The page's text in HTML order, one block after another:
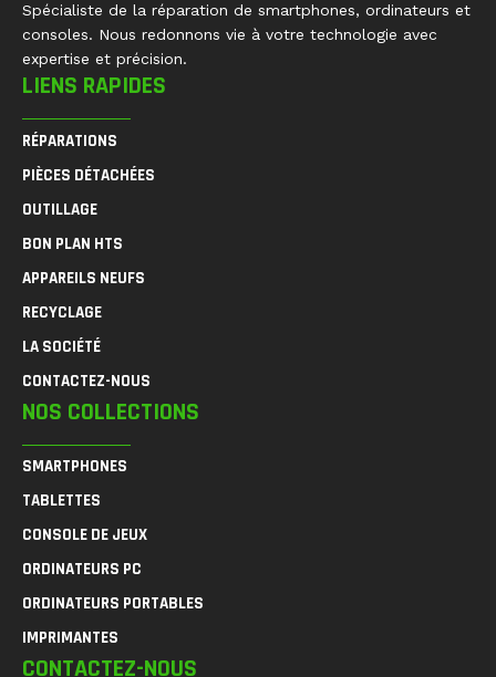
Spécialiste de la réparation de smartphones, ordinateurs et
consoles. Nous redonnons vie à votre technologie avec
expertise et précision.
LIENS RAPIDES
RÉPARATIONS
PIÈCES DÉTACHÉES
OUTILLAGE
BON PLAN HTS
APPAREILS NEUFS
RECYCLAGE
LA SOCIÉTÉ
CONTACTEZ-NOUS
NOS COLLECTIONS
SMARTPHONES
TABLETTES
CONSOLE DE JEUX
ORDINATEURS PC
ORDINATEURS PORTABLES
IMPRIMANTES
CONTACTEZ-NOUS